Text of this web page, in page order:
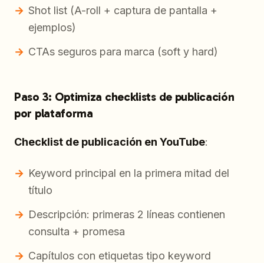
Shot list (A-roll + captura de pantalla +
ejemplos)
CTAs seguros para marca (soft y hard)
Paso 3: Optimiza checklists de publicación
por plataforma
Checklist de publicación en YouTube:
Keyword principal en la primera mitad del
título
Descripción: primeras 2 líneas contienen
consulta + promesa
Capítulos con etiquetas tipo keyword